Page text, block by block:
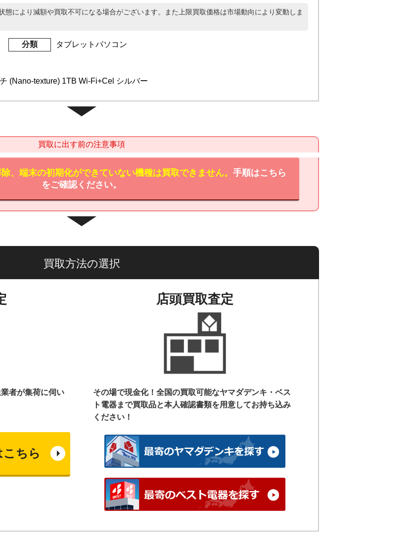
態により減額や買取不可になる場合がございます。また上限買取価格は市場動向により変動しま
分類 タブレットパソコン
(Nano-texture) 1TB Wi-Fi+Cel シルバー
買取に出す前の注意事項
、端末の初期化ができていない機種は買取できません。 手順はこちら
をご確認ください。
買取方法の選択
者が集荷に伺い
こちら
店頭買取査定
その場で現金化！全国の買取可能なヤマダデンキ・ベス
ト電器まで買取品と本人確認書類を用意してお持ち込み
ください！